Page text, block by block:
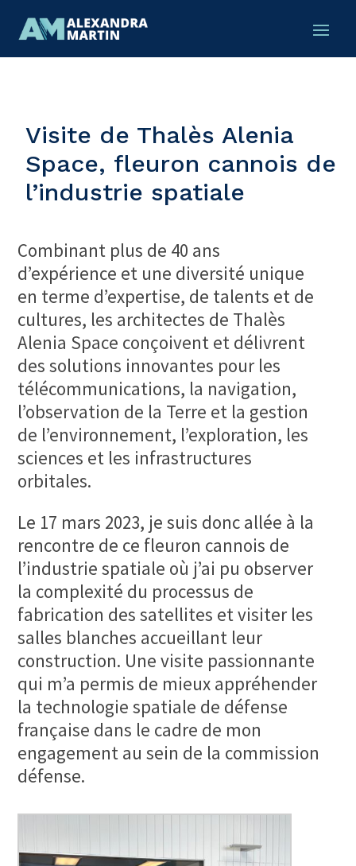
Visite de Thalès Alenia
Space, fleuron cannois de
l’industrie spatiale
Combinant plus de 40 ans
d’expérience et une diversité unique
en terme d’expertise, de talents et de
cultures, les architectes de Thalès
Alenia Space conçoivent et délivrent
des solutions innovantes pour les
télécommunications, la navigation,
l’observation de la Terre et la gestion
de l’environnement, l’exploration, les
sciences et les infrastructures
orbitales.
Le 17 mars 2023, je suis donc allée à la
rencontre de ce fleuron cannois de
l’industrie spatiale où j’ai pu observer
la complexité du processus de
fabrication des satellites et visiter les
salles blanches accueillant leur
construction. Une visite passionnante
qui m’a permis de mieux appréhender
la technologie spatiale de défense
française dans le cadre de mon
engagement au sein de la commission
défense.